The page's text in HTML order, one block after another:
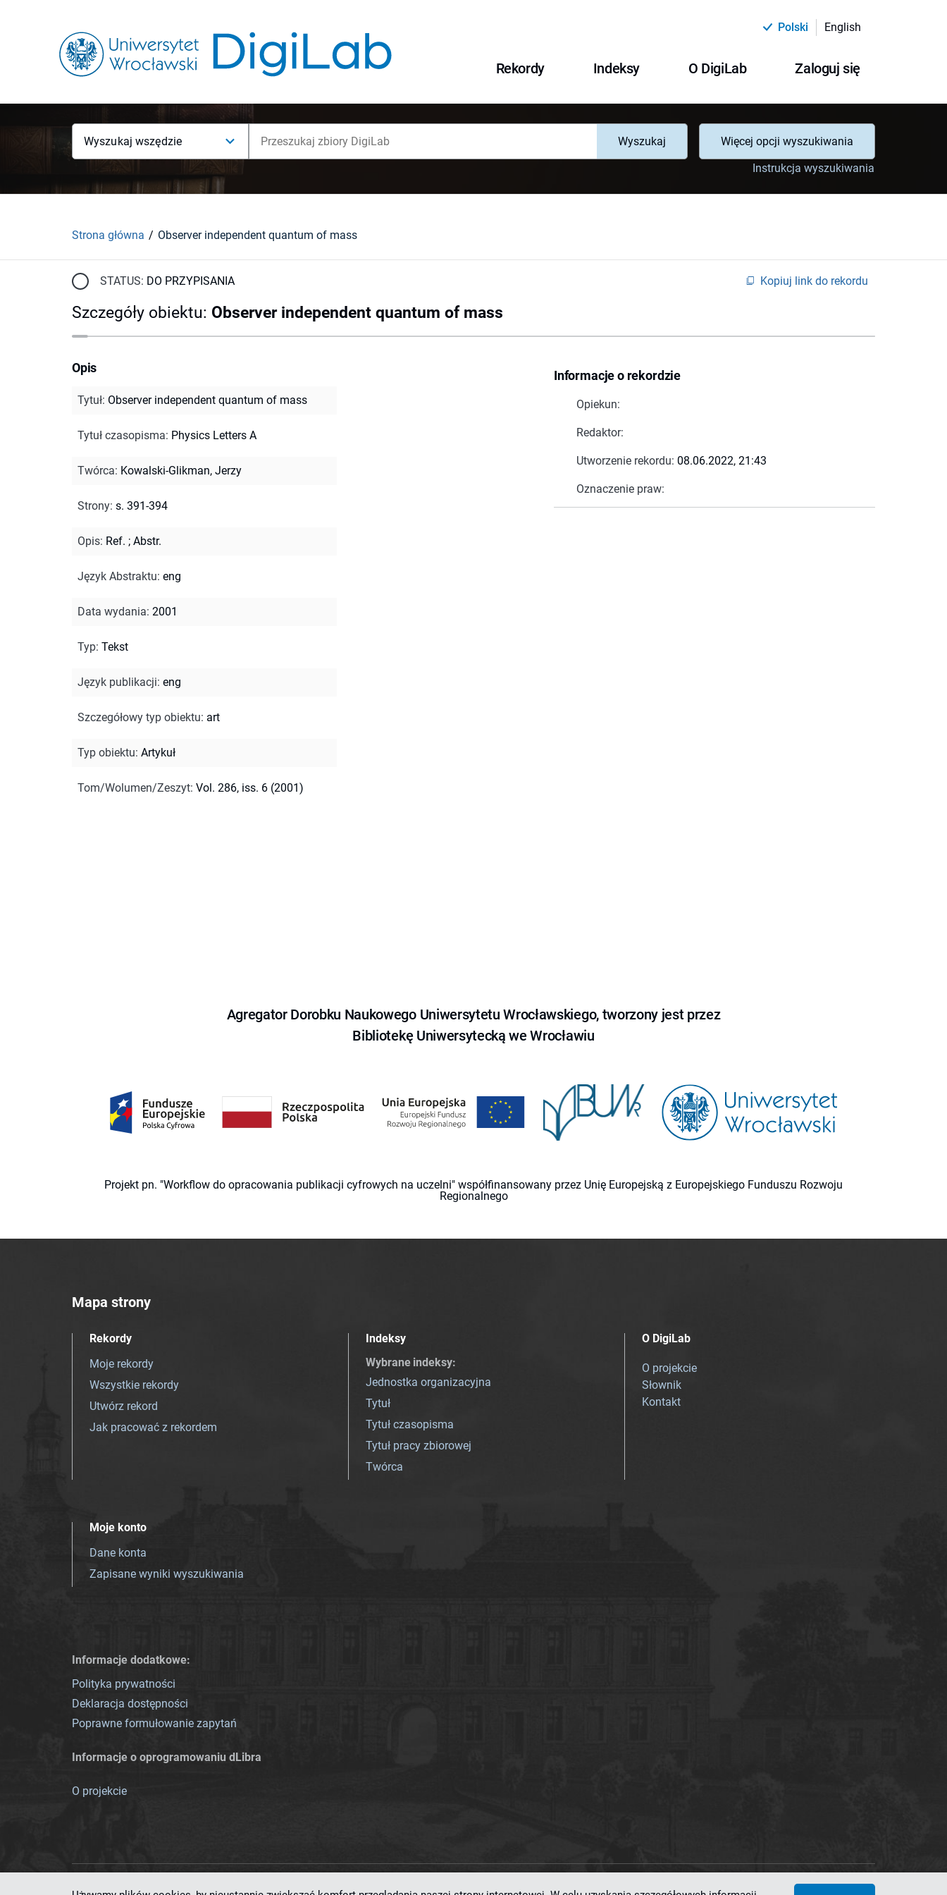
Polski English
Rekordy Indeksy O DigiLab Zaloguj się
Wyszukaj wszędzie Wyszukaj
Więcej opcji wyszukiwania
Instrukcja wyszukiwania
Strona główna Observer independent quantum of mass
STATUS: DO PRZYPISANIA Kopiuj link do rekordu
Szczegóły obiektu: Observer independent quantum of mass
Informacje o rekordzie
Opiekun:
Redaktor:
Utworzenie rekordu: 08.06.2022, 21:43
Oznaczenie praw:
Opis
Tytuł: Observer independent quantum of mass
Tytuł czasopisma: Physics Letters A
Twórca: Kowalski-Glikman, Jerzy
Strony: s. 391-394
Opis: Ref. ; Abstr.
Język Abstraktu: eng
Data wydania: 2001
Typ: Tekst
Język publikacji: eng
Szczegółowy typ obiektu: art
Typ obiektu: Artykuł
Tom/Wolumen/Zeszyt: Vol. 286, iss. 6 (2001)
Agregator Dorobku Naukowego Uniwersytetu Wrocławskiego, tworzony jest przez
Bibliotekę Uniwersytecką we Wrocławiu
Projekt pn. "Workflow do opracowania publikacji cyfrowych na uczelni" współfinansowany przez Unię Europejską z Europejskiego Funduszu Rozwoju
Regionalnego
Mapa strony
Rekordy
Moje rekordy
Wszystkie rekordy
Utwórz rekord
Jak pracować z rekordem
Indeksy
Wybrane indeksy:
Jednostka organizacyjna
Tytuł
Tytuł czasopisma
Tytuł pracy zbiorowej
Twórca
O DigiLab
O projekcie
Słownik
Kontakt
Moje konto
Dane konta
Zapisane wyniki wyszukiwania
Informacje dodatkowe:
Polityka prywatności
Deklaracja dostępności
Poprawne formułowanie zapytań
Informacje o oprogramowaniu dLibra
O projekcie